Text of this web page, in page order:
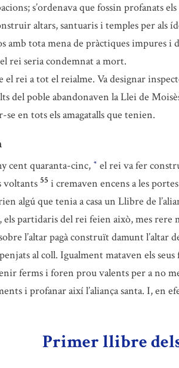
s’ordenava que fossin profanats els
altars, santuaris i temples per als
amb tota mena de pràctiques impures i
rei seria condemnat a mort.
el rei a tot el reialme. Va designar
del poble abandonaven la Llei de
en tots els amagatalls que tenien.
cent quaranta-cinc, * el rei va fer
voltants 55 i cremaven encens a les portes
algú que tenia a casa un Llibre de
els partidaris del rei feien això, mes rere
l’altar pagà construït damunt l’altar
al coll. Igualment mataven els
ferms i foren prou valents per a no
i profanar així l’aliança santa. I, en
Primer llibre dels